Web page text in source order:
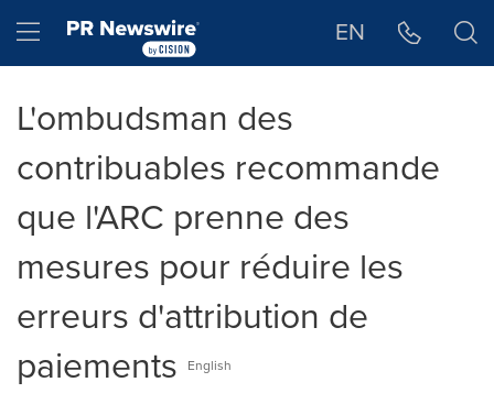
Hamburger menu EN
L'ombudsman des
contribuables recommande
que l'ARC prenne des
mesures pour réduire les
erreurs d'attribution de
paiements
English